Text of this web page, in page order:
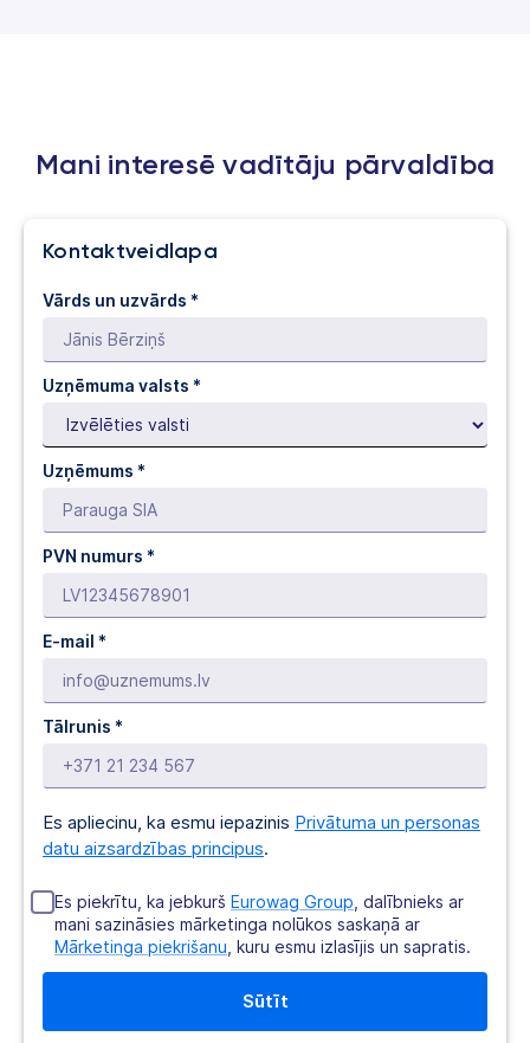
Mani interesē vadītāju pārvaldība
Kontaktveidlapa
Vārds un uzvārds *
Uzņēmuma valsts *
Uzņēmums *
PVN numurs *
E-mail *
Tālrunis *
Es apliecinu, ka esmu iepazinis Privātuma un personas
datu aizsardzības principus.
Es piekrītu, ka jebkurš Eurowag Group , dalībnieks ar
mani sazināsies mārketinga nolūkos saskaņā ar
Mārketinga piekrišanu , kuru esmu izlasījis un sapratis.